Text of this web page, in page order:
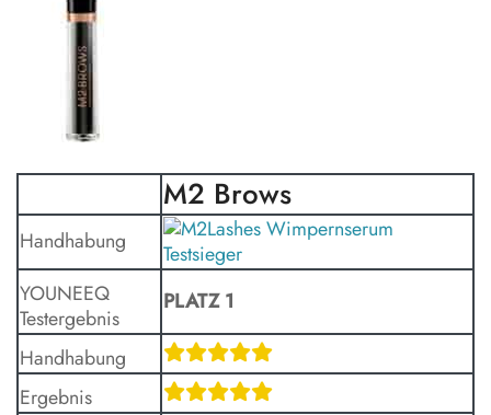
M2 Brows
Handhabung
YOUNEEQ
Testergebnis
PLATZ 1
Handhabung
Ergebnis